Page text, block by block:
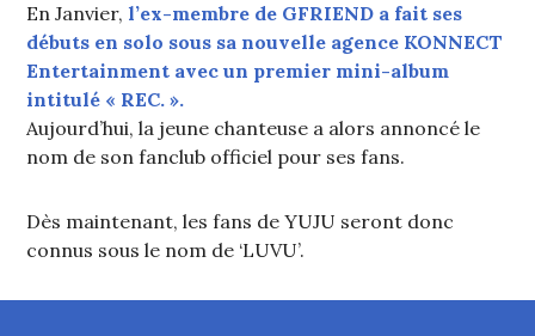
En Janvier,l’ex-membre de GFRIEND a fait ses
débuts en solo sous sa nouvelle agence KONNECT
Entertainment avec un premier mini-album
intitulé « REC. ».
Aujourd’hui, la jeune chanteuse a alors annoncé le
nom de son fanclub officiel pour ses fans.
Dès maintenant, les fans de YUJU seront donc
connus sous le nom de ‘LUVU’.